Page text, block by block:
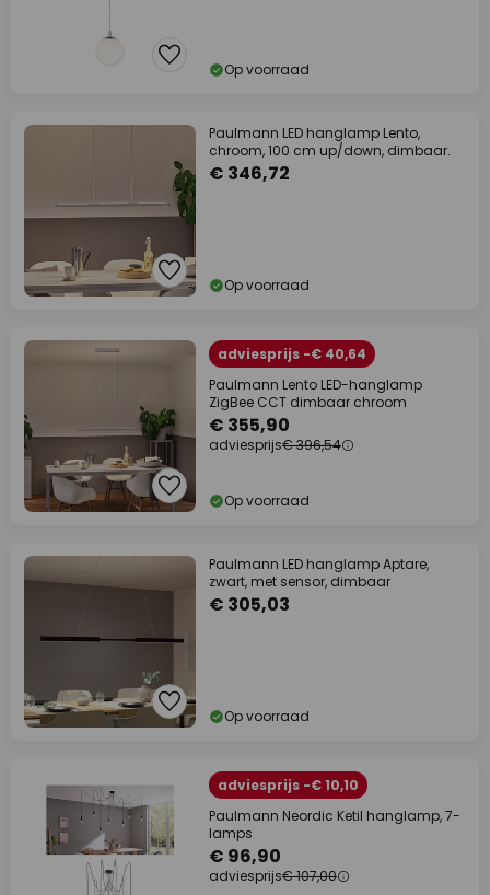
Op voorraad
Paulmann LED hanglamp Lento,
chroom, 100 cm up/down, dimbaar.
€ 346,72
Op voorraad
adviesprijs -€ 40,64
Paulmann Lento LED-hanglamp
ZigBee CCT dimbaar chroom
€ 355,90
adviesprijs€ 396,54
Op voorraad
Paulmann LED hanglamp Aptare,
zwart, met sensor, dimbaar
€ 305,03
Op voorraad
adviesprijs -€ 10,10
Paulmann Neordic Ketil hanglamp, 7-
lamps
€ 96,90
adviesprijs€ 107,00